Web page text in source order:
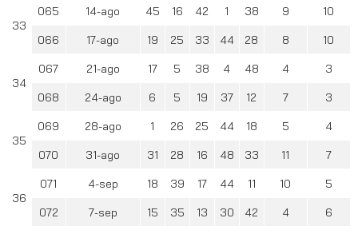
33
065 14-ago 45 16 42 1 38 9 10
066 17-ago 19 25 33 44 28 8 10
34
067 21-ago 17 5 38 4 48 4 3
068 24-ago 6 5 19 37 12 7 3
35
069 28-ago 1 26 25 44 18 5 4
070 31-ago 31 28 16 48 33 11 7
36
071 4-sep 18 39 17 44 11 10 5
072 7-sep 15 35 13 30 42 4 6